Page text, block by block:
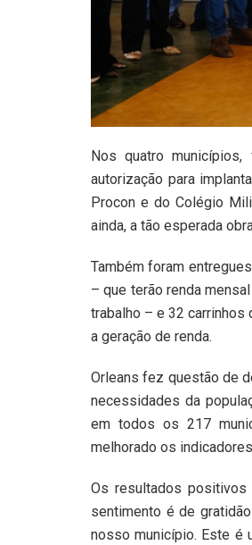
Nos quatro
autorização para
Procon e do Colégio
ainda, a tão esperada
Também foram
– que terão renda
trabalho – e 32 carrinhos
a geração de renda.
Orleans fez questão de
necessidades da
em todos os 217
melhorado os
Os resultados positivos
sentimento é de
nosso município. Este é